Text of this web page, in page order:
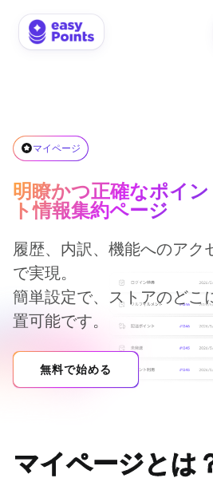
マイページ
明瞭かつ正確なポイン
ト情報集約ページ
履歴、内訳、機能へのアク
で実現。
簡単設定で、ストアのどこ
置可能です。
無料で始める
マイページとは